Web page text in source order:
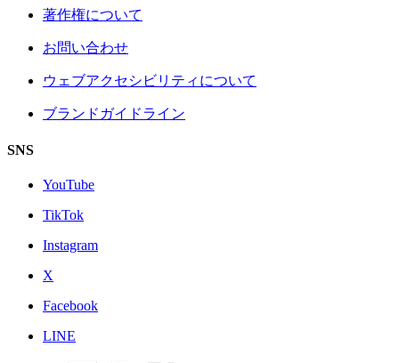
著作権について
お問い合わせ
ウェブアクセシビリティについて
ブランドガイドライン
SNS
YouTube
TikTok
Instagram
X
Facebook
LINE